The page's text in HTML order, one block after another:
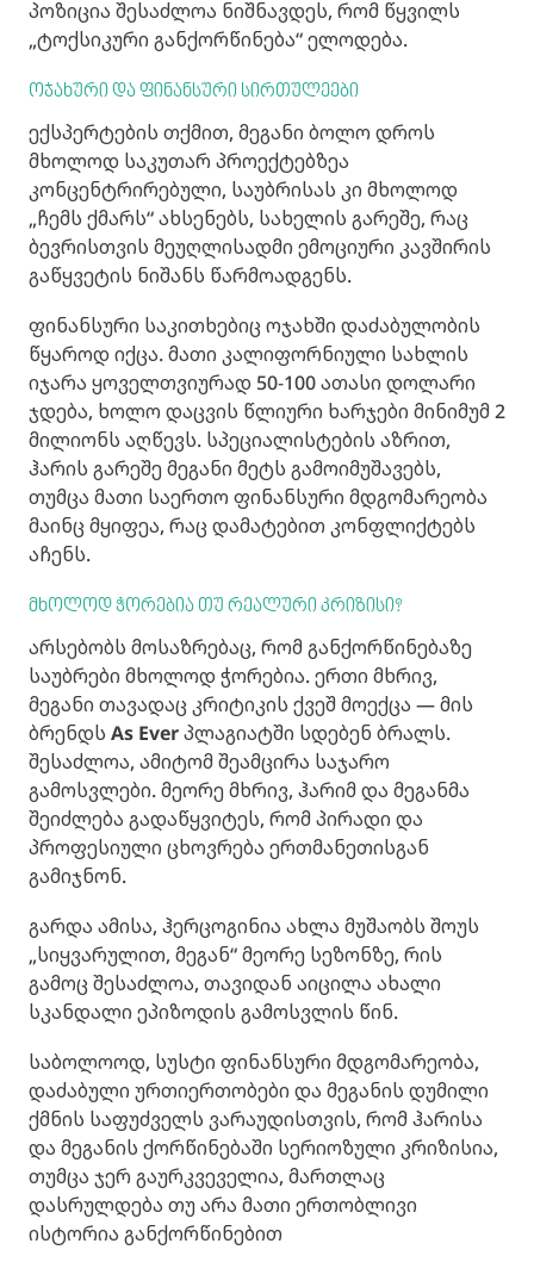
პოზიცია შესაძლოა ნიშნავდეს, რომ წყვილს
„ტოქსიკური განქორწინება“ ელოდება.
ოჯახური და ფინანსური სირთულეები
ექსპერტების თქმით, მეგანი ბოლო დროს
მხოლოდ საკუთარ პროექტებზეა
კონცენტრირებული, საუბრისას კი მხოლოდ
„ჩემს ქმარს“ ახსენებს, სახელის გარეშე, რაც
ბევრისთვის მეუღლისადმი ემოციური კავშირის
გაწყვეტის ნიშანს წარმოადგენს.
ფინანსური საკითხებიც ოჯახში დაძაბულობის
წყაროდ იქცა. მათი კალიფორნიული სახლის
იჯარა ყოველთვიურად 50-100 ათასი დოლარი
ჯდება, ხოლო დაცვის წლიური ხარჯები მინიმუმ 2
მილიონს აღწევს. სპეციალისტების აზრით,
ჰარის გარეშე მეგანი მეტს გამოიმუშავებს,
თუმცა მათი საერთო ფინანსური მდგომარეობა
მაინც მყიფეა, რაც დამატებით კონფლიქტებს
აჩენს.
მხოლოდ ჭორებია თუ რეალური კრიზისი?
არსებობს მოსაზრებაც, რომ განქორწინებაზე
საუბრები მხოლოდ ჭორებია. ერთი მხრივ,
მეგანი თავადაც კრიტიკის ქვეშ მოექცა — მის
ბრენდს As Everპლაგიატში სდებენ ბრალს.
შესაძლოა, ამიტომ შეამცირა საჯარო
გამოსვლები. მეორე მხრივ, ჰარიმ და მეგანმა
შეიძლება გადაწყვიტეს, რომ პირადი და
პროფესიული ცხოვრება ერთმანეთისგან
გამიჯნონ.
გარდა ამისა, ჰერცოგინია ახლა მუშაობს შოუს
„სიყვარულით, მეგან“ მეორე სეზონზე, რის
გამოც შესაძლოა, თავიდან აიცილა ახალი
სკანდალი ეპიზოდის გამოსვლის წინ.
საბოლოოდ, სუსტი ფინანსური მდგომარეობა,
დაძაბული ურთიერთობები და მეგანის დუმილი
ქმნის საფუძველს ვარაუდისთვის, რომ ჰარისა
და მეგანის ქორწინებაში სერიოზული კრიზისია,
თუმცა ჯერ გაურკვეველია, მართლაც
დასრულდება თუ არა მათი ერთობლივი
ისტორია განქორწინებით